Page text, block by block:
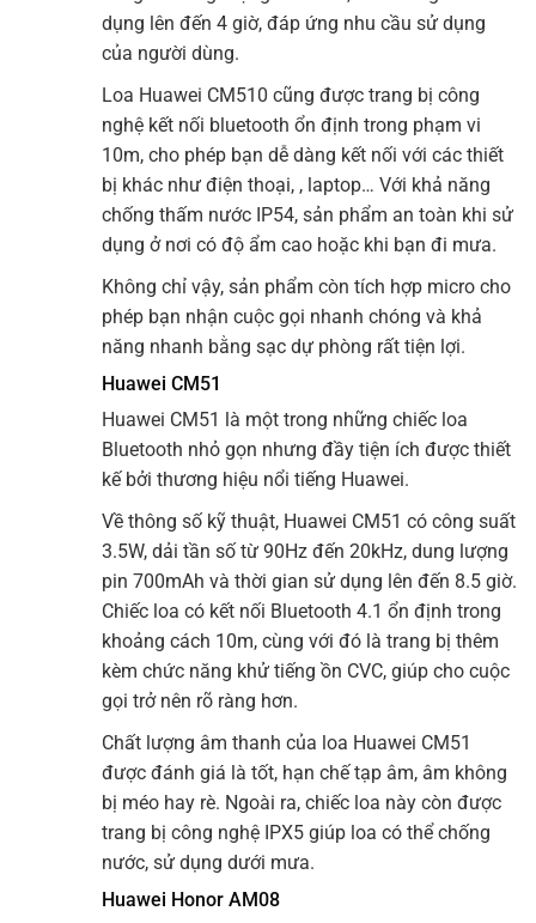
dụng lên đến 4 giờ, đáp ứng nhu cầu sử dụng
của người dùng.
Loa Huawei CM510 cũng được trang bị công
nghệ kết nối bluetooth ổn định trong phạm vi
10m, cho phép bạn dễ dàng kết nối với các thiết
bị khác như điện thoại, , laptop… Với khả năng
chống thấm nước IP54, sản phẩm an toàn khi sử
dụng ở nơi có độ ẩm cao hoặc khi bạn đi mưa.
Không chỉ vậy, sản phẩm còn tích hợp micro cho
phép bạn nhận cuộc gọi nhanh chóng và khả
năng nhanh bằng sạc dự phòng rất tiện lợi.
Huawei CM51
Huawei CM51 là một trong những chiếc loa
Bluetooth nhỏ gọn nhưng đầy tiện ích được thiết
kế bởi thương hiệu nổi tiếng Huawei.
Về thông số kỹ thuật, Huawei CM51 có công suất
3.5W, dải tần số từ 90Hz đến 20kHz, dung lượng
pin 700mAh và thời gian sử dụng lên đến 8.5 giờ.
Chiếc loa có kết nối Bluetooth 4.1 ổn định trong
khoảng cách 10m, cùng với đó là trang bị thêm
kèm chức năng khử tiếng ồn CVC, giúp cho cuộc
gọi trở nên rõ ràng hơn.
Chất lượng âm thanh của loa Huawei CM51
được đánh giá là tốt, hạn chế tạp âm, âm không
bị méo hay rè. Ngoài ra, chiếc loa này còn được
trang bị công nghệ IPX5 giúp loa có thể chống
nước, sử dụng dưới mưa.
Huawei Honor AM08